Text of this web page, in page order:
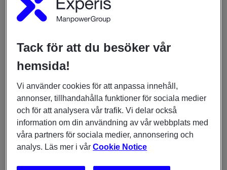
programmeringsspråk som Node.js, Python eller PHP.
Du kommer att utveckla och implementera API:er,
Databasdesign och hantering:
designa och implementera databaser för
webbapplikationer. Det innefattar att strukturera data,
skapa tabeller och hantera dataintegritet.
Systemarkitektur:
Du kommer att planera och
designa systemarkitekturen för webbapplikationen. Det
inkluderar att definiera komponenter, bestämma
systemets struktur och se till att det är skalbart och
Tack för att du besöker vår
hemsida!
Vi använder cookies för att anpassa innehåll,
annonser, tillhandahålla funktioner för sociala medier
och för att analysera vår trafik. Vi delar också
information om din användning av vår webbplats med
våra partners för sociala medier, annonsering och
analys. Läs mer i vårCookie Notice